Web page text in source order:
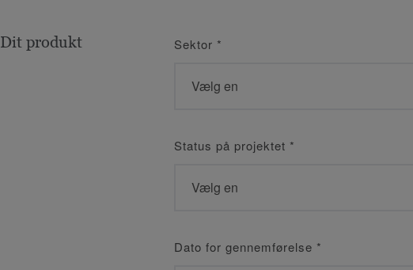
Dit produkt Sektor *
Status på projektet *
Dato for gennemførelse *